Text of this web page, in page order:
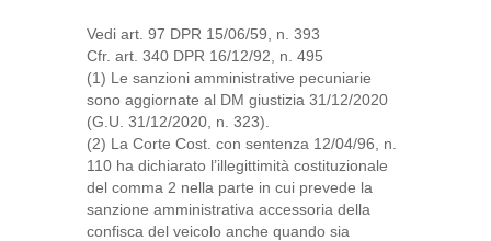
Vedi art. 97 DPR 15/06/59, n. 393
Cfr. art. 340 DPR 16/12/92, n. 495
(1) Le sanzioni amministrative pecuniarie
sono aggiornate al DM giustizia 31/12/2020
(G.U. 31/12/2020, n. 323).
(2) La Corte Cost. con sentenza 12/04/96, n.
110 ha dichiarato l’illegittimità costituzionale
del comma 2 nella parte in cui prevede la
sanzione amministrativa accessoria della
confisca del veicolo anche quando sia